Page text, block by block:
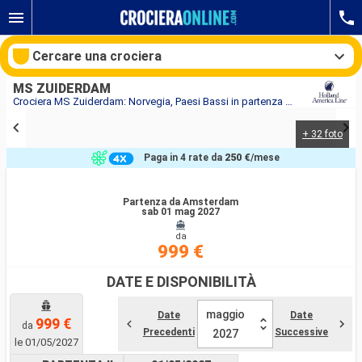
Crociera MS Zuiderdam: Norvegia, Paesi Bassi in partenza da Amsterdam
MS ZUIDERDAM
+ 32 foto
Partenza da Amsterdam
sab 01 mag 2027
da
999 €
Paga in 4 rate da250 €/mese
DATE E DISPONIBILITÀ
da 999 €
le 01/05/2027
Date
Precedenti
maggio
2027
Date
Successive
Cercare una crociera
Le nostre destinazioni
Compagnie
Ricerca